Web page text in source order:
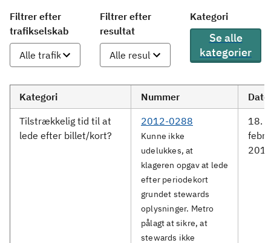
Filtrer efter
trafikselskab
Filtrer efter
resultat
Kategori
Se alle
kategorier
Kategori Nummer
Dato
Tilstrækkelig tid til at
lede efter billet/kort?
2012-0288
Kunne ikke
udelukkes, at
klageren opgav at lede
efter periodekort
grundet stewards
oplysninger. Metro
pålagt at sikre, at
stewards ikke
18.